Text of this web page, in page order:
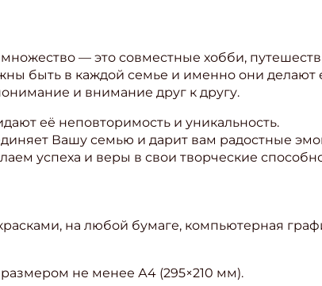
— это совместные хобби,
быть в каждой семье и именно они делают
и внимание друг к другу.
её неповторимость и уникальность.
Вашу семью и дарит вам радостные
успеха и веры в свои творческие
на любой бумаге, компьютерная
не менее А4 (295×210 мм).